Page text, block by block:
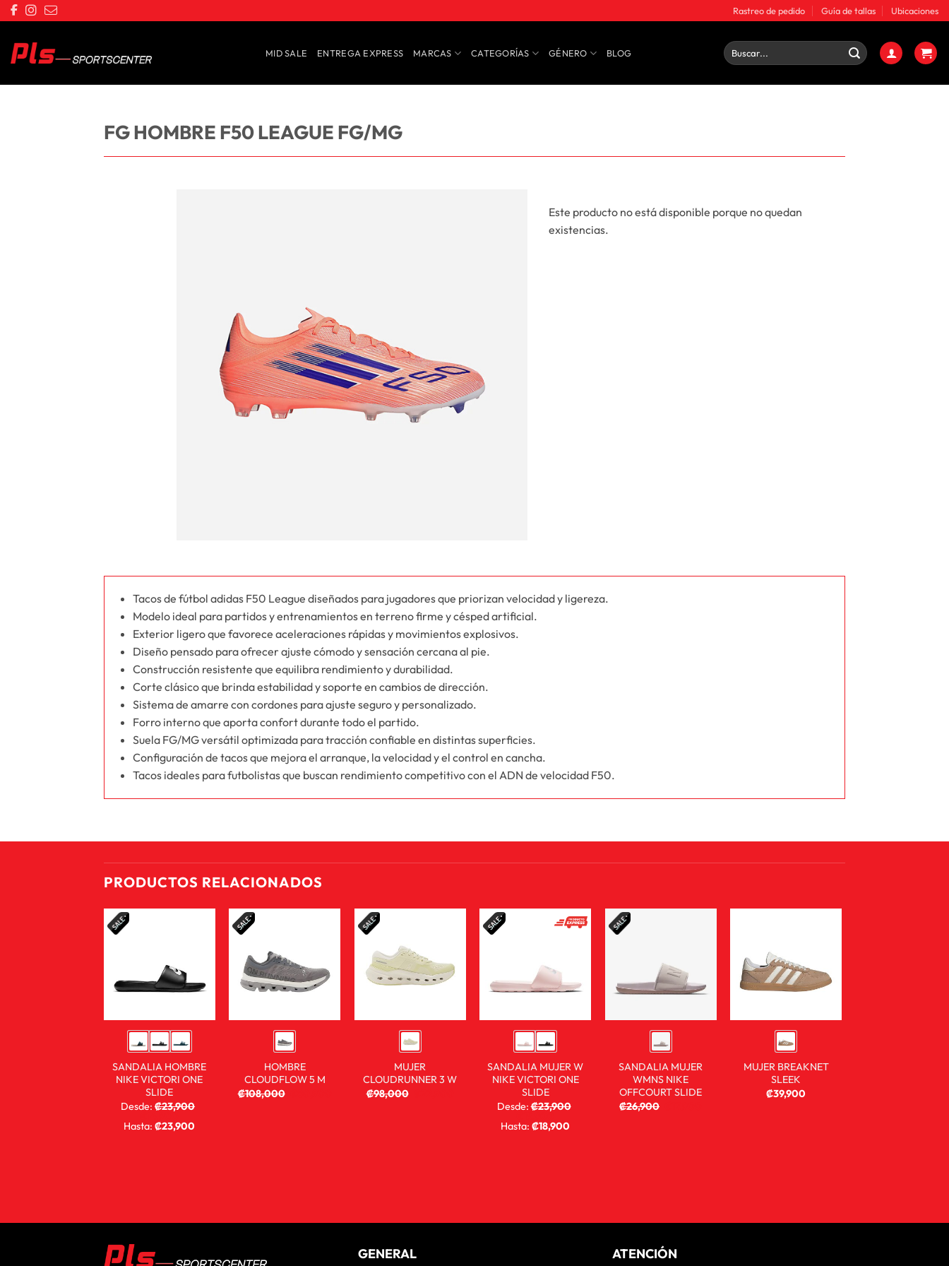
Saltar
al
contenido
Rastreo de pedido Guía de tallas Ubicaciones
MID SALE ENTREGA EXPRESS MARCAS CATEGORÍAS GÉNERO BLOG
Buscar
por:
FG HOMBRE F50 LEAGUE FG/MG
Este producto no está disponible porque no quedan
existencias.
Tacos de fútbol adidas F50 League diseñados para jugadores que priorizan velocidad y ligereza.
Modelo ideal para partidos y entrenamientos en terreno firme y césped artificial.
Exterior ligero que favorece aceleraciones rápidas y movimientos explosivos.
Diseño pensado para ofrecer ajuste cómodo y sensación cercana al pie.
Construcción resistente que equilibra rendimiento y durabilidad.
Corte clásico que brinda estabilidad y soporte en cambios de dirección.
Sistema de amarre con cordones para ajuste seguro y personalizado.
Forro interno que aporta confort durante todo el partido.
Suela FG/MG versátil optimizada para tracción confiable en distintas superficies.
Configuración de tacos que mejora el arranque, la velocidad y el control en cancha.
Tacos ideales para futbolistas que buscan rendimiento competitivo con el ADN de velocidad F50.
PRODUCTOS RELACIONADOS
SANDALIA HOMBRE
NIKE VICTORI ONE
SLIDE
Desde:₡23,900
Hasta:₡23,900
HOMBRE
CLOUDFLOW 5 M
₡108,000
MUJER
CLOUDRUNNER 3 W
₡98,000
SANDALIA MUJER W
NIKE VICTORI ONE
SLIDE
Desde:₡23,900
Hasta:₡18,900
SANDALIA MUJER
WMNS NIKE
OFFCOURT SLIDE
₡26,900
MUJER BREAKNET
SLEEK
₡39,900
GENERAL ATENCIÓN